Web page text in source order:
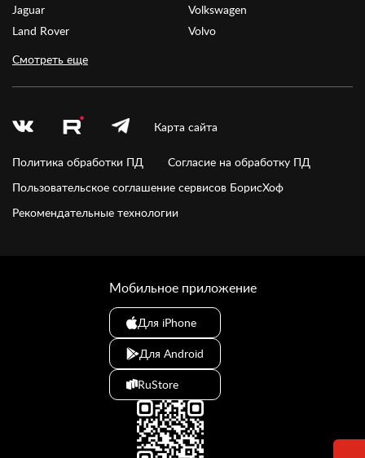
Jaguar
Land Rover
Volkswagen
Volvo
Смотреть еще
Карта сайта
Политика обработки ПД
Согласие на обработку ПД
Пользовательское соглашение сервисов БорисХоф
Рекомендательные технологии
Мобильное приложение
Для iPhone
Для Android
RuStore